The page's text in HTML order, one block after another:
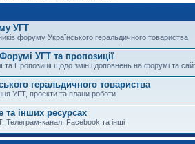
УГТ
форуму Українського геральдичного товариства
УГТ та пропозиції
та Пропозиції щодо змін і доповнень на форумі та
геральдичного товариства
УГТ, проекти та плани роботи
та інших ресурсах
Телеграм-канал, Facebook та інші